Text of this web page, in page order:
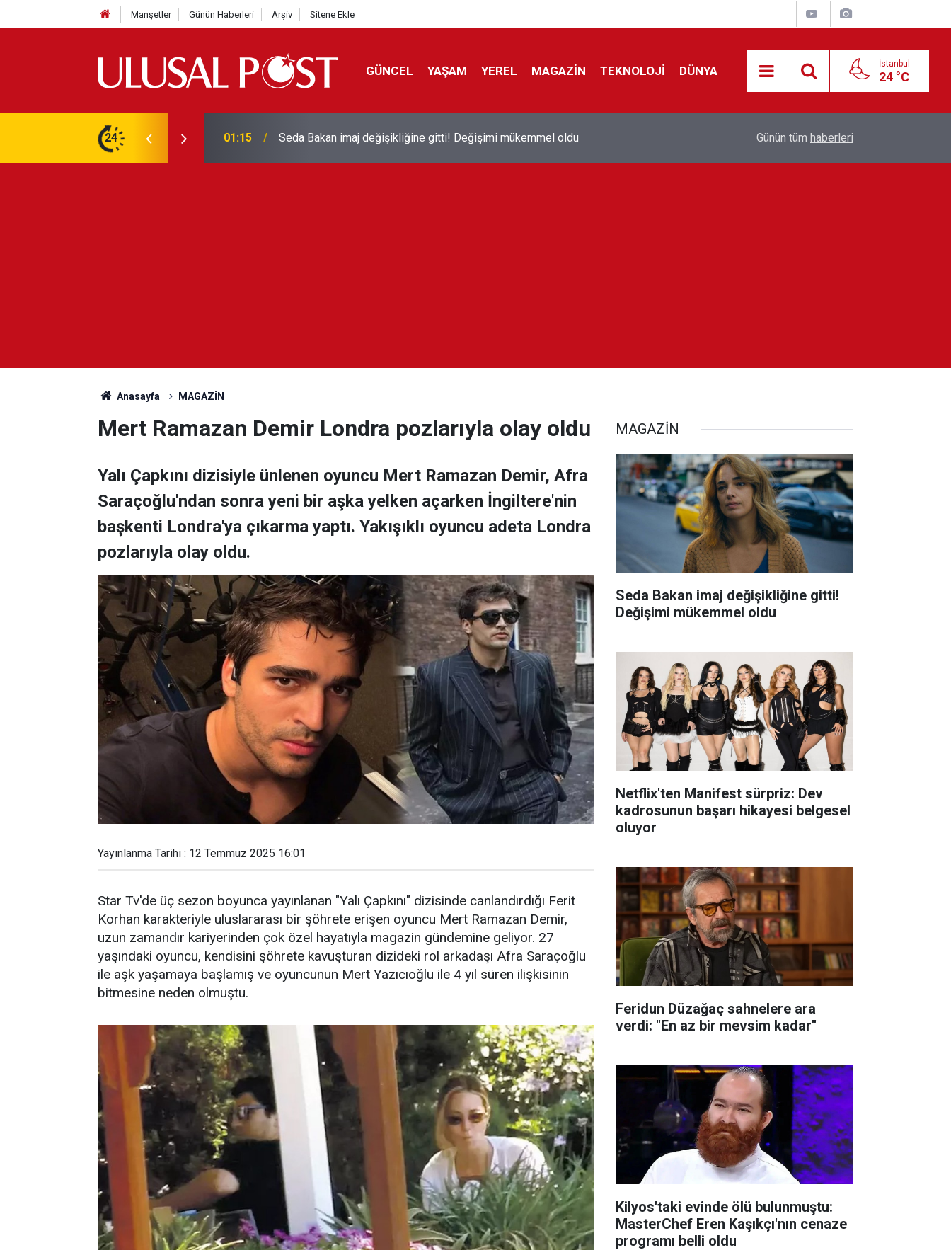
Manşetler Günün Haberleri Arşiv Sitene Ekle
GÜNCEL YAŞAM YEREL MAGAZİN TEKNOLOJİ DÜNYA İstanbul
24 °C
24
Değişimi mükemmel oldu 01:11
seçim anketi:
Pazar günü plan yapmadan önce dikkat! İstanbul
Günün tüm haberleri
Anasayfa MAGAZİN
Mert Ramazan Demir Londra pozlarıyla olay oldu
Yalı Çapkını dizisiyle ünlenen oyuncu Mert Ramazan Demir, Afra
Saraçoğlu'ndan sonra yeni bir aşka yelken açarken İngiltere'nin
başkenti Londra'ya çıkarma yaptı. Yakışıklı oyuncu adeta Londra
pozlarıyla olay oldu.
Yayınlanma Tarihi : 12 Temmuz 2025 16:01
Star Tv'de üç sezon boyunca yayınlanan "Yalı Çapkını" dizisinde canlandırdığı Ferit
Korhan karakteriyle uluslararası bir şöhrete erişen oyuncu Mert Ramazan Demir,
uzun zamandır kariyerinden çok özel hayatıyla magazin gündemine geliyor. 27
yaşındaki oyuncu, kendisini şöhrete kavuşturan dizideki rol arkadaşı Afra Saraçoğlu
ile aşk yaşamaya başlamış ve oyuncunun Mert Yazıcıoğlu ile 4 yıl süren ilişkisinin
bitmesine neden olmuştu.
MAGAZİN
Seda Bakan imaj değişikliğine gitti!
Değişimi mükemmel oldu
Netflix'ten Manifest sürpriz: Dev
kadrosunun başarı hikayesi belgesel
oluyor
Feridun Düzağaç sahnelere ara
verdi: ''En az bir mevsim kadar''
Kilyos'taki evinde ölü bulunmuştu:
MasterChef Eren Kaşıkçı'nın cenaze
programı belli oldu